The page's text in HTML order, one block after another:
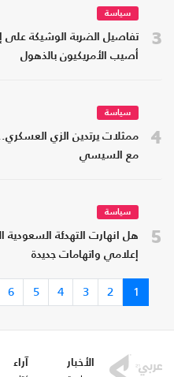
3
سياسة
تفاصيل الضربة الوشيكة على
أصيب الأمريكيون بالذهول
4
سياسة
ممثلات يرتدين الزي
مع السيسي
5
سياسة
هل انهارت التهدئة السعودية
إعلامي واتهامات جديدة
1
2
3
4
5
6
الأخبار آراء